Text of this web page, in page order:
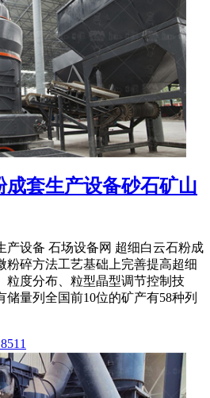
成套生产设备砂石矿山
产设备 石场设备网 超细白云石粉成
粉碎方法工艺基础上完善提高超细
粒度分布、粒型晶型调节控制技
储量列全国前10位的矿产有58种列